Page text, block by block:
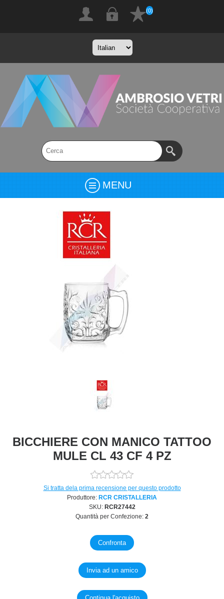
(0)
MENU
BICCHIERE CON MANICO TATTOO
MULE CL 43 CF 4 PZ
Si tratta dela prima recensione per questo prodotto
Produttore: RCR CRISTALLERIA
SKU: RCR27442
Quantità per Confezione: 2